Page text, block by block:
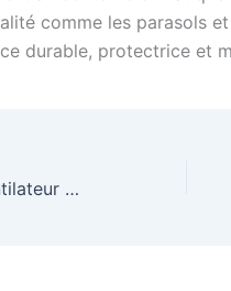
comme les parasols
durable, protectrice et
Comment choisir un ventilateur portable efficace ?